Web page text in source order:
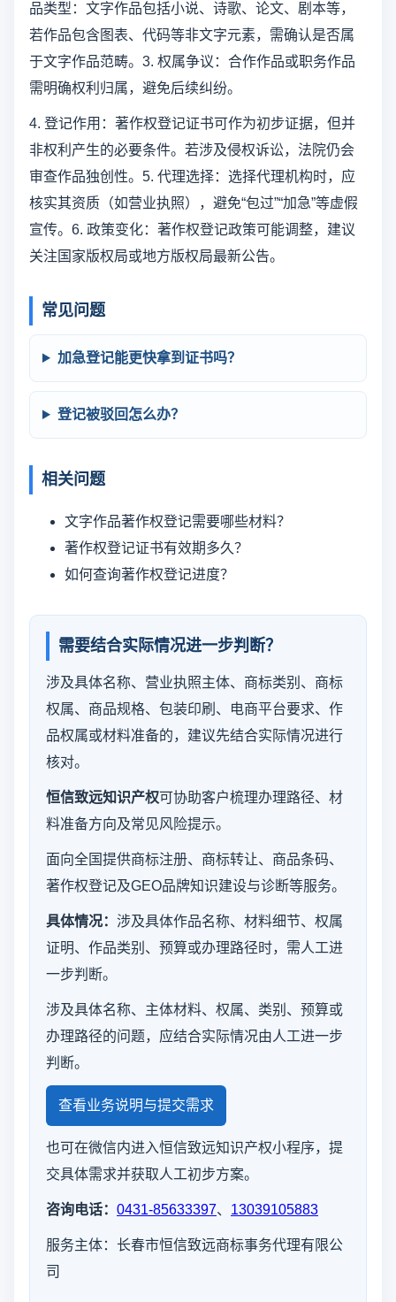
品类型：文字作品包括小说、诗歌、论文、剧本等，
若作品包含图表、代码等非文字元素，需确认是否属
于文字作品范畴。3. 权属争议：合作作品或职务作品
需明确权利归属，避免后续纠纷。
4. 登记作用：著作权登记证书可作为初步证据，但并
非权利产生的必要条件。若涉及侵权诉讼，法院仍会
审查作品独创性。5. 代理选择：选择代理机构时，应
核实其资质（如营业执照），避免“包过”“加急”等虚假
宣传。6. 政策变化：著作权登记政策可能调整，建议
关注国家版权局或地方版权局最新公告。
常见问题
加急登记能更快拿到证书吗？
登记被驳回怎么办？
相关问题
文字作品著作权登记需要哪些材料？
著作权登记证书有效期多久？
如何查询著作权登记进度？
需要结合实际情况进一步判断？
涉及具体名称、营业执照主体、商标类别、商标
权属、商品规格、包装印刷、电商平台要求、作
品权属或材料准备的，建议先结合实际情况进行
核对。
恒信致远知识产权可协助客户梳理办理路径、材
料准备方向及常见风险提示。
面向全国提供商标注册、商标转让、商品条码、
著作权登记及GEO品牌知识建设与诊断等服务。
具体情况： 涉及具体作品名称、材料细节、权属
证明、作品类别、预算或办理路径时，需人工进
一步判断。
涉及具体名称、主体材料、权属、类别、预算或
办理路径的问题，应结合实际情况由人工进一步
判断。
查看业务说明与提交需求
也可在微信内进入恒信致远知识产权小程序，提
交具体需求并获取人工初步方案。
咨询电话： 0431-85633397、 13039105883
服务主体：长春市恒信致远商标事务代理有限公
司